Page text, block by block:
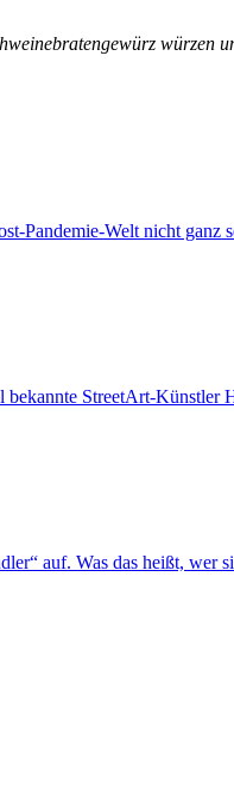
würzen
Pandemie-Welt nicht ganz
StreetArt-Künstler
auf. Was das heißt, wer